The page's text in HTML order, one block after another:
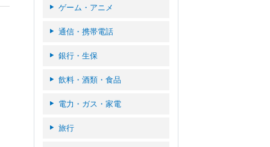
ゲーム・アニメ
通信・携帯電話
銀行・生保
飲料・酒類・食品
電力・ガス・家電
旅行